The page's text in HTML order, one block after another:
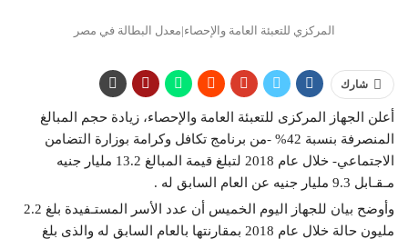
المركزي للتعبئة العامة والإحصاء|معدل البطالة في مصر
شارك
أعلن الجهاز المركزى للتعبئة العامة والإحصاء، زيادة حجم المبالغ
المنصرفة بنسبة 42% -من برنامج تكافل وكرامة بوزارة التضامن
الاجتماعي- خلال عام 2018 لتبلغ قيمة المبالغ 13.2 مليار جنيه
مـقـابل 9.3 مليار جنيه عن العام السابق له .
وأوضح بيان للجهاز اليوم الخميس أن عدد الأسر المستـفيدة بلغ 2.2
مليون حالة خلال عام 2018 بمقارنتها بالعام السابق له والذى بلغ